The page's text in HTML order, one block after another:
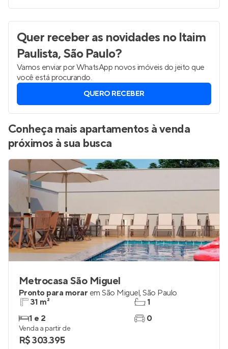
Quer receber as novidades no Itaim
Paulista, São Paulo?
Vamos enviar por WhatsApp novos imóveis do jeito que
você está procurando.
QUERO RECEBER
Conheça mais apartamentos à venda
próximos à sua busca
Metrocasa São Miguel
Pronto para morar em São Miguel,São Paulo
31 m²
1 e 2
1
0
Venda a partir de
R$ 303.395